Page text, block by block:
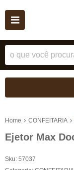
Home CONFEITARIA
Ejetor Max
Sku: 57037